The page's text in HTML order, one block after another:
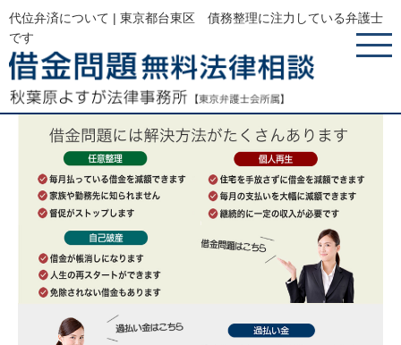
代位弁済について | 東京都台東区 債務整理に注力している弁護士
です